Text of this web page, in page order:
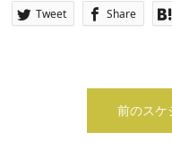
Tweet Share
前のスケ